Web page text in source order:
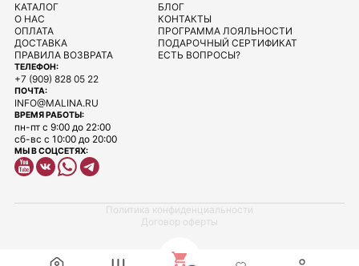
ТЕЛЕФОН:
+7 (909) 828 05 22
ПОЧТА:
INFO@MALINA.RU
ВРЕМЯ РАБОТЫ:
пн-пт с 9:00 до 22:00
сб-вс с 10:00 до 20:00
МЫ В СОЦСЕТЯХ:
КАТАЛОГ
О НАС
ОПЛАТА
ДОСТАВКА
ПРАВИЛА ВОЗВРАТА
БЛОГ
КОНТАКТЫ
ПРОГРАММА ЛОЯЛЬНОСТИ
ПОДАРОЧНЫЙ СЕРТИФИКАТ
ЕСТЬ ВОПРОСЫ?
Политика конфиденциальности
Договор оферты